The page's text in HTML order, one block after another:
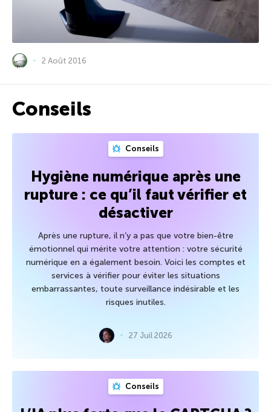
2 Août 2016
Conseils
Conseils
Hygiène numérique après une
rupture : ce qu’il faut vérifier et
désactiver
Après une rupture, il n’y a pas que votre bien-être
émotionnel qui mérite votre attention : votre sécurité
numérique en a également besoin. Voici les comptes et
services à vérifier pour éviter les situations
embarrassantes, toute surveillance indésirable et les
risques inutiles.
27 Juil 2026
Conseils